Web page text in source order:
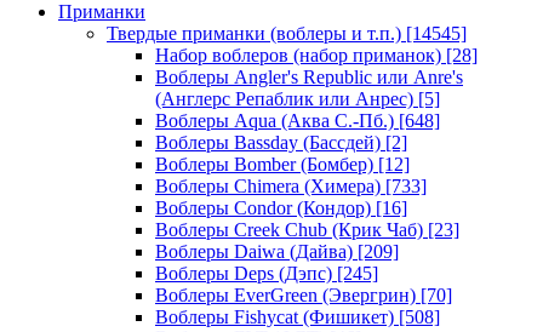
Приманки
Твердые приманки (воблеры и т.п.) [14545]
Набор воблеров (набор приманок) [28]
Воблеры Angler's Republic или Anre's
(Англерс Репаблик или Анрес) [5]
Воблеры Aqua (Аква С.-Пб.) [648]
Воблеры Bassday (Бассдей) [2]
Воблеры Bomber (Бомбер) [12]
Воблеры Chimera (Химера) [733]
Воблеры Condor (Кондор) [16]
Воблеры Creek Chub (Крик Чаб) [23]
Воблеры Daiwa (Дайва) [209]
Воблеры Deps (Дэпс) [245]
Воблеры EverGreen (Эвергрин) [70]
Воблеры Fishycat (Фишикет) [508]